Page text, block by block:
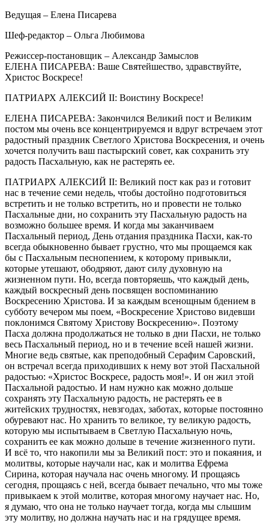
Ведущая – Елена Писарева
Шеф-редактор – Ольга Любимова
Режиссер-постановщик – Александр Замыслов
ЕЛЕНА ПИСАРЕВА: Ваше Святейшество, здравствуйте,
Христос Воскресе!
ПАТРИАРХ АЛЕКСИЙ II: Воистину Воскресе!
ЕЛЕНА ПИСАРЕВА: Закончился Великий пост и Великим
постом мы очень все концентрируемся и вдруг встречаем этот
радостный праздник Светлого Христова Воскресения, и очень
хочется получить ваш пастырский совет, как сохранить эту
радость Пасхальную, как не растерять ее.
ПАТРИАРХ АЛЕКСИЙ II: Великий пост как раз и готовит
нас в течение семи недель, чтобы достойно подготовиться
встретить и не только встретить, но и провести не только
Пасхальные дни, но сохранить эту Пасхальную радость на
возможно большее время. И когда мы заканчиваем
Пасхальный период, День отдания праздника Пасхи, как-то
всегда обыкновенно бывает грустно, что мы прощаемся как
бы с Пасхальным песнопением, к которому привыкли,
которые утешают, ободряют, дают силу духовную на
жизненном пути. Но, всегда повторяешь, что каждый день,
каждый воскресный день посвящен воспоминанию
Воскресению Христова. И за каждым всенощным бдением в
субботу вечером мы поем, «Воскресение Христово видевши
поклонимся Святому Христову Воскресению». Поэтому
Пасха должна продолжаться не только в дни Пасхи, не только
весь Пасхальный период, но и в течение всей нашей жизни.
Многие ведь святые, как преподобный Серафим Саровский,
он встречал всегда приходивших к нему вот этой Пасхальной
радостью: «Христос Воскресе, радость моя!». И он жил этой
Пасхальной радостью. И нам нужно как можно дольше
сохранять эту Пасхальную радость, не растерять ее в
житейских трудностях, невзгодах, заботах, которые постоянно
обуревают нас. Но хранить то великое, ту великую радость,
которую мы испытываем в Светлую Пасхальную ночь,
сохранить ее как можно дольше в течение жизненного пути.
И всё то, что накопили мы за Великий пост: это и покаяния, и
молитвы, которые научали нас, как и молитва Ефрема
Сирина, которая научала нас очень многому. И прощаясь
сегодня, прощаясь с ней, всегда бывает печально, что мы тоже
привыкаем к этой молитве, которая многому научает нас. Но,
я думаю, что она не только научает тогда, когда мы слышим
эту молитву, но должна научать нас и на грядущее время.